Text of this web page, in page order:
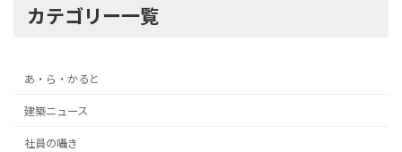
カテゴリー一覧
あ・ら・かると
建築ニュース
社員の囁き